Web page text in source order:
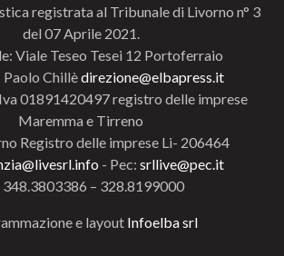
registrata al Tribunale di Livorno n° 3
del 07 Aprile 2021.
Viale Teseo Tesei 12 Portoferraio
Chillèdirezione@elbapress.it
Iva 01891420497 registro delle imprese
Maremma e Tirreno
Registro delle imprese Li- 206464
- Pec: srllive@pec.it
348.3803386 – 328.8199000
e layout Infoelba srl